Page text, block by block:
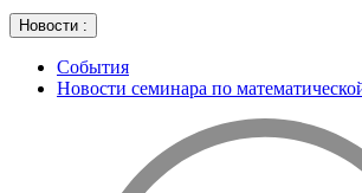
Новости :
События
Новости семинара по